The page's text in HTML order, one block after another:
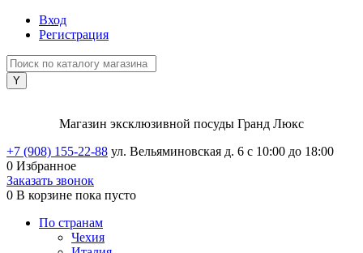
Вход
Регистрация
Магазин эксклюзивной посуды Гранд Люкс
+7 (908) 155-22-88 ул. Вельяминовская д. 6 с 10:00 до 18:00
0 Избранное
Заказать звонок
0 В корзине пока пусто
По странам
Чехия